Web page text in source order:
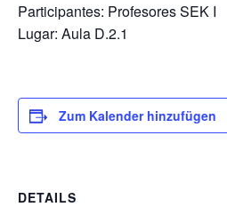
Participantes: Profesores SEK I
Lugar: Aula D.2.1
Zum Kalender hinzufügen
DETAILS